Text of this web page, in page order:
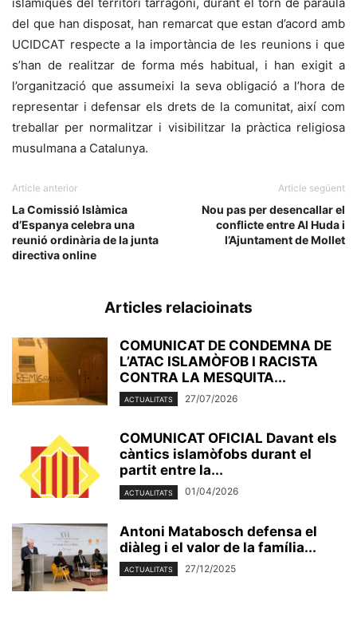
del que han disposat, han remarcat que estan d’acord amb
UCIDCAT respecte a la importància de les reunions i que
s’han de realitzar de forma més habitual, i han exigit a
l’organització que assumeixi la seva obligació a l’hora de
representar i defensar els drets de la comunitat, així com
treballar per normalitzar i visibilitzar la pràctica religiosa
musulmana a Catalunya.
Article anterior
La Comissió Islàmica
d’Espanya celebra una
reunió ordinària de la junta
directiva online
Article següent
Nou pas per desencallar el
conflicte entre Al Huda i
l’Ajuntament de Mollet
Articles relacioinats
COMUNICAT DE CONDEMNA DE
L’ATAC ISLAMÒFOB I RACISTA
CONTRA LA MESQUITA...
ACTUALITATS 27/07/2026
COMUNICAT OFICIAL Davant els
càntics islamòfobs durant el
partit entre la...
ACTUALITATS 01/04/2026
Antoni Matabosch defensa el
diàleg i el valor de la família...
ACTUALITATS 27/12/2025